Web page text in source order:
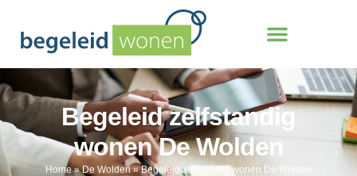
Begeleid zelfstandig
wonen De Wolden
Home»De Wolden»Begeleid zelfstandig wonen De Wolden